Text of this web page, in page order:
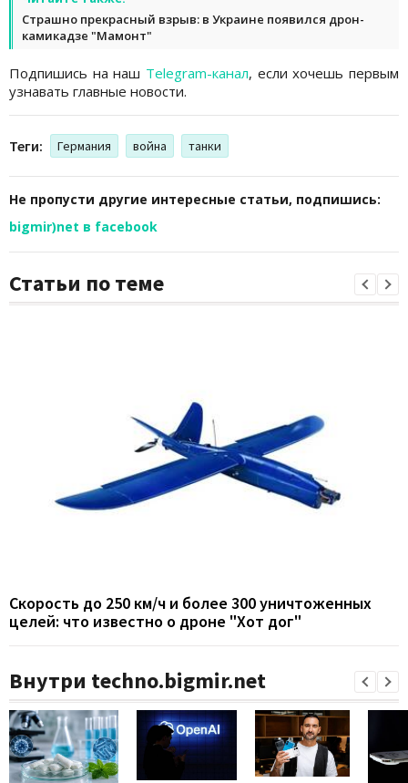
Страшно прекрасный взрыв: в Украине появился дрон-
камикадзе "Мамонт"
Подпишись на наш Telegram-канал, если хочешь первым
узнавать главные новости.
Теги: Германия война танки
Не пропусти другие интересные статьи, подпишись:
bigmir)net в facebook
Статьи по теме
Скорость до 250 км/ч и более 300 уничтоженных
целей: что известно о дроне "Хот дог"
Внутри techno.bigmir.net